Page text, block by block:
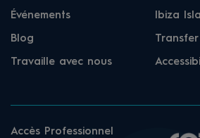
Événements Ibiza
Blog Transfer
Travaille avec nous
Accès Professionnel